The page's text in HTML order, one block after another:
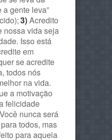
gente leva”
3)Acredito
nossa vida seja
Isso está
em
se acredite
todos nós
na vida.
a motivação
felicidade
Você nunca será
todos, mas
para aquela